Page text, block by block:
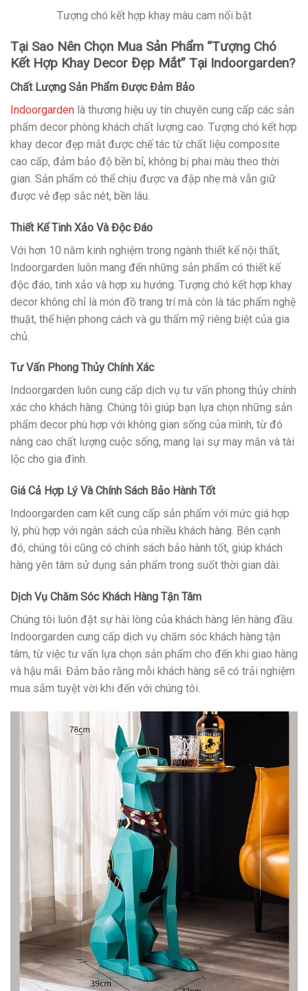
Tượng chó kết hợp khay màu cam nổi bật
Tại Sao Nên Chọn Mua Sản Phẩm “Tượng Chó
Kết Hợp Khay Decor Đẹp Mắt” Tại Indoorgarden?
Chất Lượng Sản Phẩm Được Đảm Bảo
Indoorgarden là thương hiệu uy tín chuyên cung cấp các sản
phẩm decor phòng khách chất lượng cao. Tượng chó kết hợp
khay decor đẹp mắt được chế tác từ chất liệu composite
cao cấp, đảm bảo độ bền bỉ, không bị phai màu theo thời
gian. Sản phẩm có thể chịu được va đập nhẹ mà vẫn giữ
được vẻ đẹp sắc nét, bền lâu.
Thiết Kế Tinh Xảo Và Độc Đáo
Với hơn 10 năm kinh nghiệm trong ngành thiết kế nội thất,
Indoorgarden luôn mang đến những sản phẩm có thiết kế
độc đáo, tinh xảo và hợp xu hướng. Tượng chó kết hợp khay
decor không chỉ là món đồ trang trí mà còn là tác phẩm nghệ
thuật, thể hiện phong cách và gu thẩm mỹ riêng biệt của gia
chủ.
Tư Vấn Phong Thủy Chính Xác
Indoorgarden luôn cung cấp dịch vụ tư vấn phong thủy chính
xác cho khách hàng. Chúng tôi giúp bạn lựa chọn những sản
phẩm decor phù hợp với không gian sống của mình, từ đó
nâng cao chất lượng cuộc sống, mang lại sự may mắn và tài
lộc cho gia đình.
Giá Cả Hợp Lý Và Chính Sách Bảo Hành Tốt
Indoorgarden cam kết cung cấp sản phẩm với mức giá hợp
lý, phù hợp với ngân sách của nhiều khách hàng. Bên cạnh
đó, chúng tôi cũng có chính sách bảo hành tốt, giúp khách
hàng yên tâm sử dụng sản phẩm trong suốt thời gian dài.
Dịch Vụ Chăm Sóc Khách Hàng Tận Tâm
Chúng tôi luôn đặt sự hài lòng của khách hàng lên hàng đầu.
Indoorgarden cung cấp dịch vụ chăm sóc khách hàng tận
tâm, từ việc tư vấn lựa chọn sản phẩm cho đến khi giao hàng
và hậu mãi. Đảm bảo rằng mỗi khách hàng sẽ có trải nghiệm
mua sắm tuyệt vời khi đến với chúng tôi.